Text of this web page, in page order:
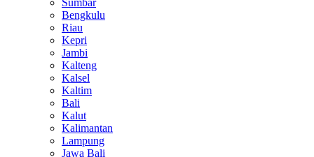
Sumbar
Bengkulu
Riau
Kepri
Jambi
Kalteng
Kalsel
Kaltim
Bali
Kalut
Kalimantan
Lampung
Jawa Bali